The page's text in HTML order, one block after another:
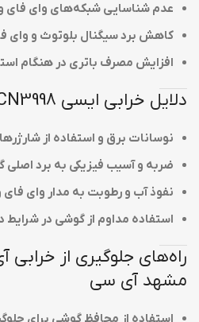
عدم شناسایی شبکه‌های وای فای
کاهش برد سیگنال بلوتوث و وای
افزایش مصرف باتری در هنگام
دلایل خرابی ایسی WCN3998 | مشهد آی سی
نوسانات برق و استفاده از
ضربه و آسیب فیزیکی به برد اصلی
نفوذ آب و رطوبت به مدار وای فای
استفاده مداوم از گوشی در شرایط
مشهد آی سی